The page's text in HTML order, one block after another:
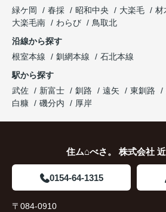
緑ケ岡
春採 昭和中央 大楽毛 材
大楽毛南
わらび
鳥取北
沿線から探す
根室本線
釧網本線
石北本線
駅から探す
武佐
新富士 釧路 遠矢 東釧路
白糠
磯分内 厚岸
住ム⌂べさ。 株式会社
0154-64-1315
〒084-0910